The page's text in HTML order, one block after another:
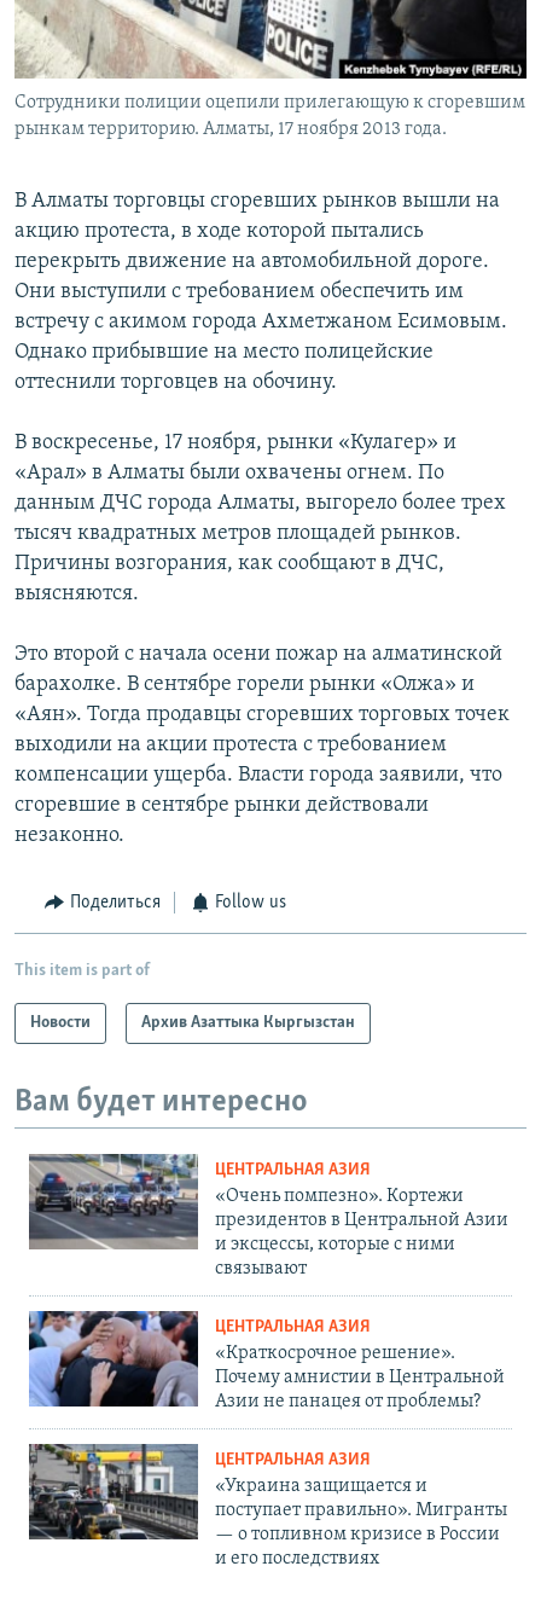
Сотрудники полиции оцепили прилегающую к сгоревшим
рынкам территорию. Алматы, 17 ноября 2013 года.
В Алматы торговцы сгоревших рынков вышли на
акцию протеста, в ходе которой пытались
перекрыть движение на автомобильной дороге.
Они выступили с требованием обеспечить им
встречу с акимом города Ахметжаном Есимовым.
Однако прибывшие на место полицейские
оттеснили торговцев на обочину.
В воскресенье, 17 ноября, рынки «Кулагер» и
«Арал» в Алматы были охвачены огнем. По
данным ДЧС города Алматы, выгорело более трех
тысяч квадратных метров площадей рынков.
Причины возгорания, как сообщают в ДЧС,
выясняются.
Это второй с начала осени пожар на алматинской
барахолке. В сентябре горели рынки «Олжа» и
«Аян». Тогда продавцы сгоревших торговых точек
выходили на акции протеста с требованием
компенсации ущерба. Власти города заявили, что
сгоревшие в сентябре рынки действовали
незаконно.
Поделиться Follow us
This item is part of
Новости Архив Азаттыка Кыргызстан
Вам будет интересно
ЦЕНТРАЛЬНАЯ АЗИЯ
«Очень помпезно». Кортежи
президентов в Центральной Азии
и эксцессы, которые с ними
связывают
ЦЕНТРАЛЬНАЯ АЗИЯ
«Краткосрочное решение».
Почему амнистии в Центральной
Азии не панацея от проблемы?
ЦЕНТРАЛЬНАЯ АЗИЯ
«Украина защищается и
поступает правильно». Мигранты
— о топливном кризисе в России
и его последствиях